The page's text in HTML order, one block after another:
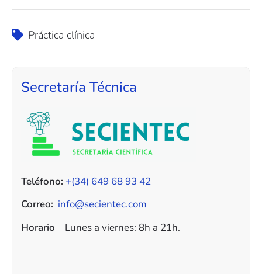
Práctica clínica
Secretaría Técnica
Teléfono: +(34) 649 68 93 42
Correo: info@secientec.com
Horario – Lunes a viernes: 8h a 21h.